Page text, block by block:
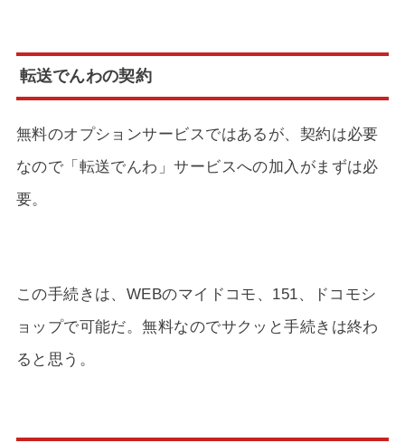
転送でんわの契約
無料のオプションサービスではあるが、契約は必要
なので「転送でんわ」サービスへの加入がまずは必
要。
この手続きは、WEBのマイドコモ、151、ドコモシ
ョップで可能だ。無料なのでサクッと手続きは終わ
ると思う。